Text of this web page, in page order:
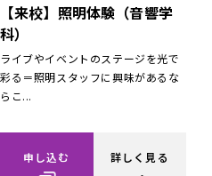
【来校】照明体験（音響学
科）
ライブやイベントのステージを光で
彩る＝照明スタッフに興味があるな
らこ...
申し込む 詳しく見る